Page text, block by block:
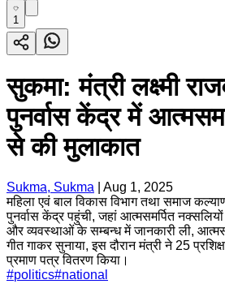
1
सुकमा: मंत्री लक्ष्मी
पुनर्वास केंद्र में
से की मुलाकात
Sukma, Sukma
Aug 1, 2025
महिला एवं बाल विकास विभाग तथा समाज
पुनर्वास केंद्र पहुंची, जहां आत्मसमर्पित
और व्यवस्थाओं के सम्बन्ध में जानकारी ली,
गीत गाकर सुनाया, इस दौरान मंत्री ने 25
प्रमाण पत्र वितरण किया।
#politics#national